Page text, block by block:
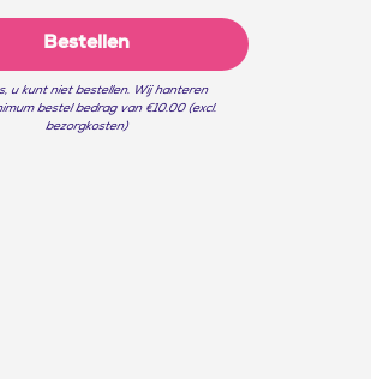
Bestellen
u kunt niet bestellen. Wij hanteren
bestel bedrag van €10.00 (excl.
bezorgkosten)